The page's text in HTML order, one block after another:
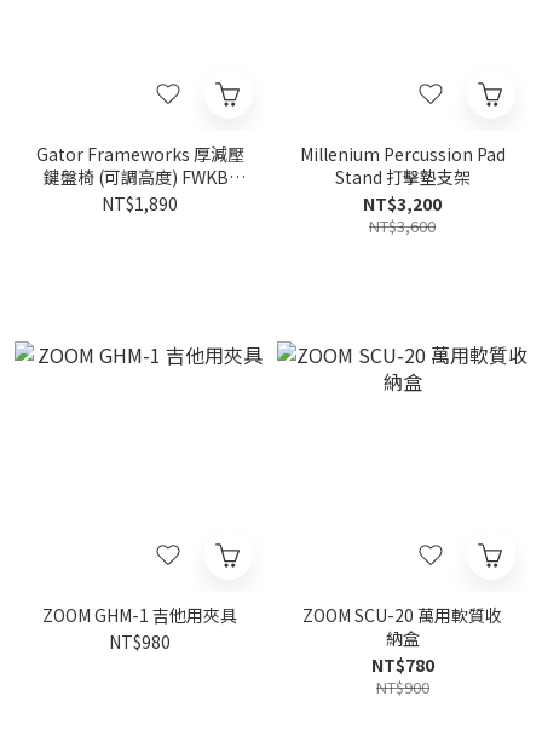
Gator Frameworks 厚減壓
鍵盤椅 (可調高度) FWKB-
KEY-BNCH-1
NT$1,890
Millenium Percussion Pad
Stand 打擊墊支架
NT$3,200
NT$3,600
ZOOM GHM-1 吉他用夾具
NT$980
ZOOM SCU-20 萬用軟質收
納盒
NT$780
NT$900